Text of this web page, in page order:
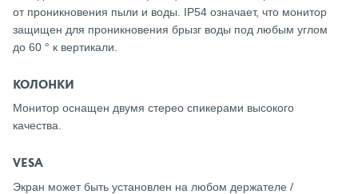
от проникновения пыли и воды. IP54 означает, что монитор
защищен для проникновения брызг воды под любым углом
до 60 ° к вертикали.
КОЛОНКИ
Монитор оснащен двумя стерео спикерами высокого
качества.
VESA
Экран может быть установлен на любом держателе / ​​